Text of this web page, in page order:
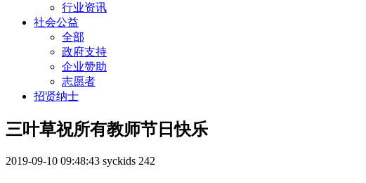
行业资讯
社会公益
全部
政府支持
企业赞助
志愿者
招贤纳士
三叶草祝所有教师节日快乐
2019-09-10 09:48:43 syckids 242